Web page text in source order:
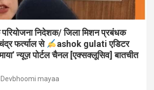
निदेशक/ जिला मिशन प्रबंधक
फर्त्याल से
ashok gulati एडिटर
न्यूज़ पोर्टल चैनल [एक्सक्लूसिव] बातचीत
Devbhoomi mayaa